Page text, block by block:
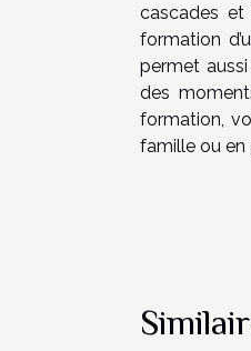
cascades et
formation
permet
des
formation,
famille ou en